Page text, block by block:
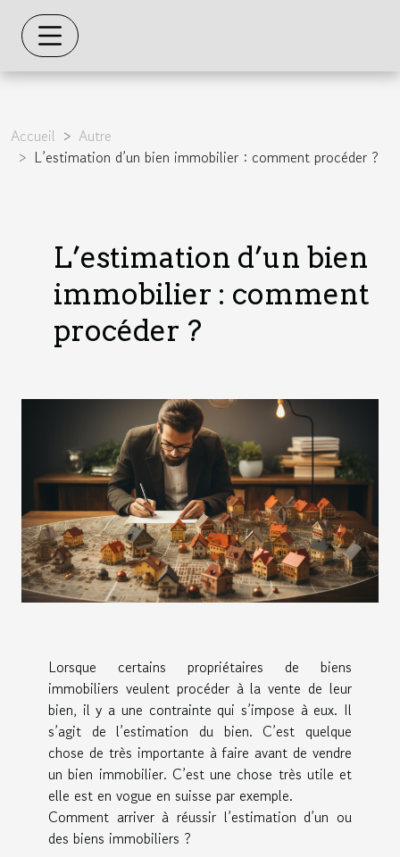
Accueil
Autre
L’estimation d’un bien immobilier : comment procéder ?
L’estimation d’un bien
immobilier : comment
procéder ?
Lorsque certains propriétaires de biens
immobiliers veulent procéder à la vente de leur
bien, il y a une contrainte qui s’impose à eux. Il
s’agit de l’estimation du bien. C’est quelque
chose de très importante à faire avant de vendre
un bien immobilier. C’est une chose très utile et
elle est en vogue en suisse par exemple.
Comment arriver à réussir l’estimation d’un ou
des biens immobiliers ?